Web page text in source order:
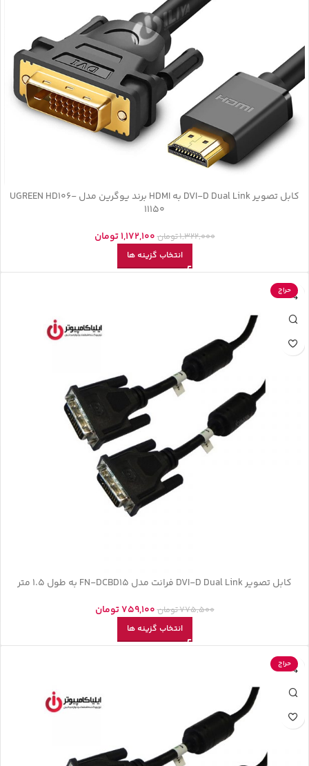
کابل تصویر DVI-D Dual Link به HDMI برند یوگرین مدل UGREEN HD106-
11150
1,322,000تومان1,172,100 تومان
انتخاب گزینه ها
حراج
کابل تصویر DVI-D Dual Link فرانت مدل FN-DCBD15 به طول 1.5 متر
775,500تومان759,100 تومان
انتخاب گزینه ها
حراج